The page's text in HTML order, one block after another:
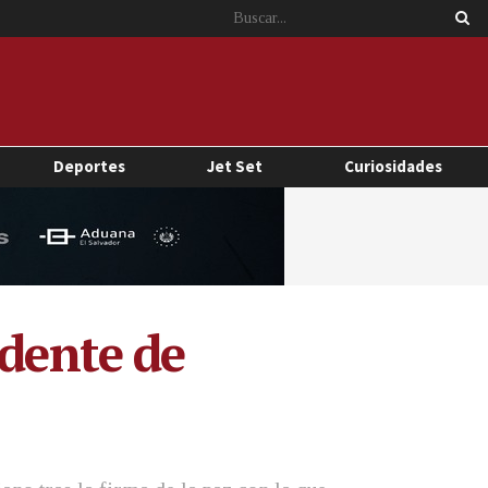
Deportes Jet Set Curiosidades
de